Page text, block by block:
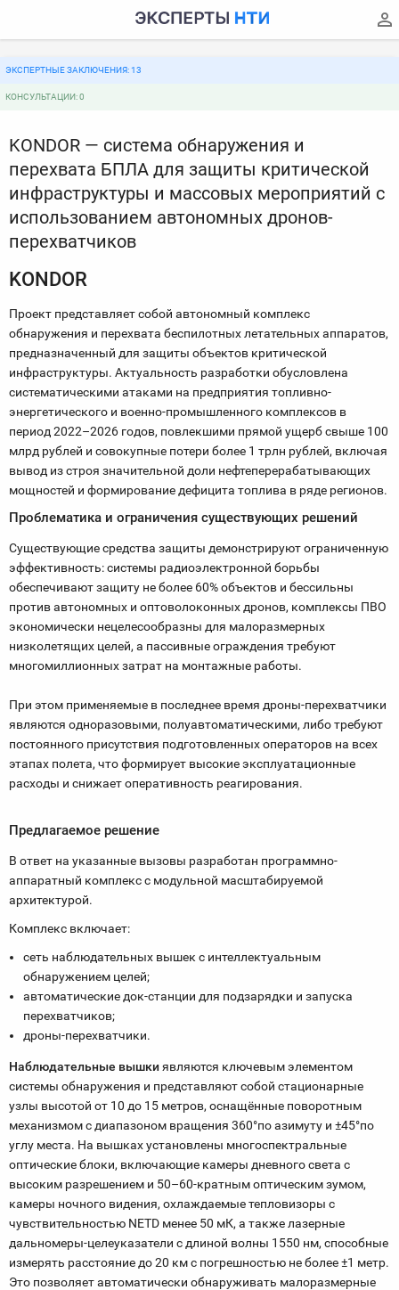
ЭКСПЕРТНЫЕ ЗАКЛЮЧЕНИЯ: 13
КОНСУЛЬТАЦИИ: 0
KONDOR — система обнаружения и
перехвата БПЛА для защиты критической
инфраструктуры и массовых мероприятий с
использованием автономных дронов-
перехватчиков
KONDOR
Проект представляет собой автономный комплекс
обнаружения и перехвата беспилотных летательных аппаратов,
предназначенный для защиты объектов критической
инфраструктуры. Актуальность разработки обусловлена
систематическими атаками на предприятия топливно-
энергетического и военно-промышленного комплексов в
период 2022–2026 годов, повлекшими прямой ущерб свыше 100
млрд рублей и совокупные потери более 1 трлн рублей, включая
вывод из строя значительной доли нефтеперерабатывающих
мощностей и формирование дефицита топлива в ряде регионов.
Проблематика и ограничения существующих решений
Существующие средства защиты демонстрируют ограниченную
эффективность: системы радиоэлектронной борьбы
обеспечивают защиту не более 60% объектов и бессильны
против автономных и оптоволоконных дронов, комплексы ПВО
экономически нецелесообразны для малоразмерных
низколетящих целей, а пассивные ограждения требуют
многомиллионных затрат на монтажные работы.
При этом применяемые в последнее время дроны-перехватчики
являются одноразовыми, полуавтоматическими, либо требуют
постоянного присутствия подготовленных операторов на всех
этапах полета, что формирует высокие эксплуатационные
расходы и снижает оперативность реагирования.
Предлагаемое решение
В ответ на указанные вызовы разработан программно-
аппаратный комплекс с модульной масштабируемой
архитектурой.
Комплекс включает:
сеть наблюдательных вышек с интеллектуальным
обнаружением целей;
автоматические док-станции для подзарядки и запуска
перехватчиков;
дроны-перехватчики.
Наблюдательные вышкиявляются ключевым элементом
системы обнаружения и представляют собой стационарные
узлы высотой от 10 до 15 метров, оснащённые поворотным
механизмом с диапазоном вращения 360°по азимуту и ±45°по
углу места. На вышках установлены многоспектральные
оптические блоки, включающие камеры дневного света с
высоким разрешением и 50–60-кратным оптическим зумом,
камеры ночного видения, охлаждаемые тепловизоры с
чувствительностью NETD менее 50 мК, а также лазерные
дальномеры-целеуказатели с длиной волны 1550 нм, способные
измерять расстояние до 20 км с погрешностью не более ±1 метр.
Это позволяет автоматически обнаруживать малоразмерные